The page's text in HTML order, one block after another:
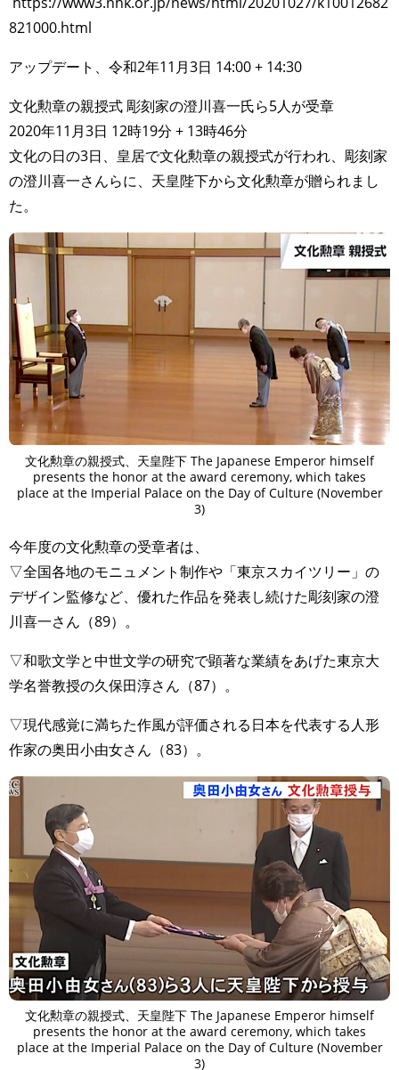
821000.html
アップデート、令和2年11月3日 14:00 + 14:30
文化勲章の親授式 彫刻家の澄川喜一氏ら5人が受章
2020年11月3日 12時19分 + 13時46分
文化の日の3日、皇居で文化勲章の親授式が行われ、彫刻家
の澄川喜一さんらに、天皇陛下から文化勲章が贈られまし
た。
文化勲章の親授式、天皇陛下 The Japanese Emperor himself
presents the honor at the award ceremony, which takes
place at the Imperial Palace on the Day of Culture (November
3)
今年度の文化勲章の受章者は、
▽全国各地のモニュメント制作や「東京スカイツリー」の
デザイン監修など、優れた作品を発表し続けた彫刻家の澄
川喜一さん（89）。
▽和歌文学と中世文学の研究で顕著な業績をあげた東京大
学名誉教授の久保田淳さん（87）。
▽現代感覚に満ちた作風が評価される日本を代表する人形
作家の奥田小由女さん（83）。
文化勲章の親授式、天皇陛下 The Japanese Emperor himself
presents the honor at the award ceremony, which takes
place at the Imperial Palace on the Day of Culture (November
3)